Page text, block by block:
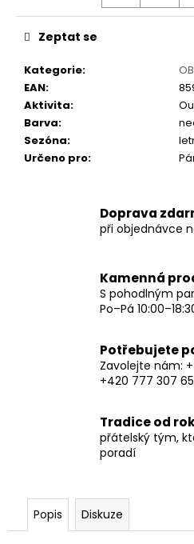
Kategorie:
EAN:
Aktivita:
Barva:
Sezóna:
Určeno pro:
Zeptat se
Doprava
při objednávce
Kamenná
S pohodlným
Po–Pá
Potřebujete
Zavolejte nám:
+420 777 307
Tradice od
přátelský tým,
poradí
Popis Diskuze